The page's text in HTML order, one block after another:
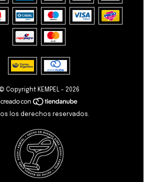
© Copyright KEMPEL - 2026
los derechos reservados.